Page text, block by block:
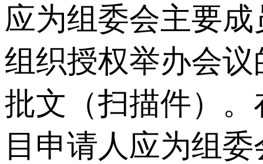
应为组委会主要
组织授权举办会
批文（扫描件）
目申请人应为组